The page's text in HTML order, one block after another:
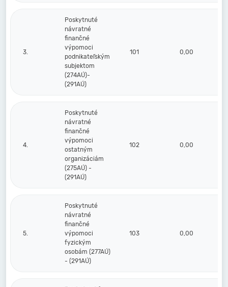
3.
Poskytnuté
návratné
finančné
výpomoci
podnikateľským
subjektom
(274AÚ)-
(291AÚ)
101 0,00
4.
Poskytnuté
návratné
finančné
výpomoci
ostatným
organizáciám
(275AÚ) -
(291AÚ)
102 0,00
5.
Poskytnuté
návratné
finančné
výpomoci
fyzickým
osobám (277AÚ)
- (291AÚ)
103 0,00